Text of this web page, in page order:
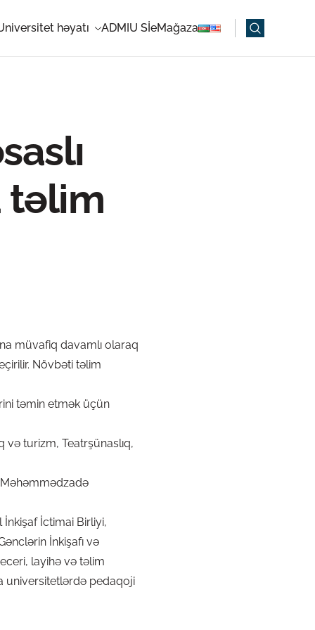
həyatı ADMIU SİeMağaza
təlim
müvafiq davamlı olaraq
Növbəti təlim
təmin etmək üçün
turizm, Teatrşünaslıq,
İctimai Birliyi,
İnkişafı və
layihə və təlim
universitetlərdə pedaqoji